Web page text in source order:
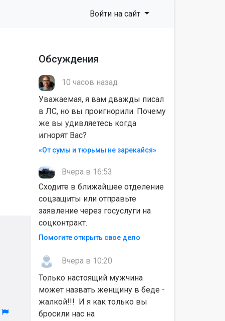
Войти на сайт
Обсуждения
10 часов назад
Уважаемая, я вам дважды писал
в ЛС, но вы проигнорили. Почему
же вы удивляетесь когда
игнорят Вас?
«От сумы и тюрьмы не зарекайся»
Вчера в 16:53
Сходите в ближайшее отделение
соцзащиты или отправьте
заявление через госуслуги на
соцконтракт.
Помогите открыть свое дело
Вчера в 10:20
Только настоящий мужчина
может назвать женщину в беде -
жалкой!!! И я как только вы
бросили нас на